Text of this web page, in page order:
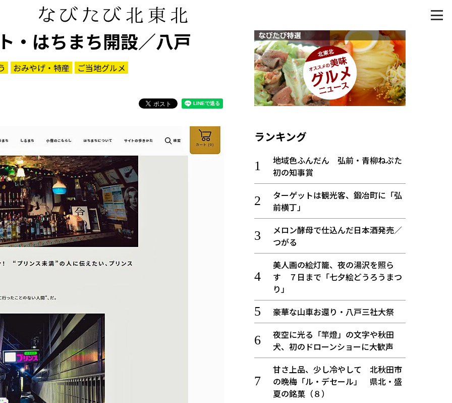
・はちまち開設／八戸
おみやげ・特産 ご当地グルメ
ランキング
地域色ふんだん 弘前・青柳ねぷた
初の知事賞
ターゲットは観光客、鍛冶町に「弘
前横丁」
メロン酵母で仕込んだ日本酒発売／
つがる
美人画の絵灯籠、夜の湯沢を照ら
す ７日まで「七夕絵どうろうまつ
り」
豪華な山車お還り・八戸三社大祭
夜空に光る「竿燈」の文字や秋田
犬、初のドローンショーに大歓声
甘さ上品、少し冷やして 北秋田市
の晩梅「ル・デセール」 県北・盛
夏の銘菓（８）